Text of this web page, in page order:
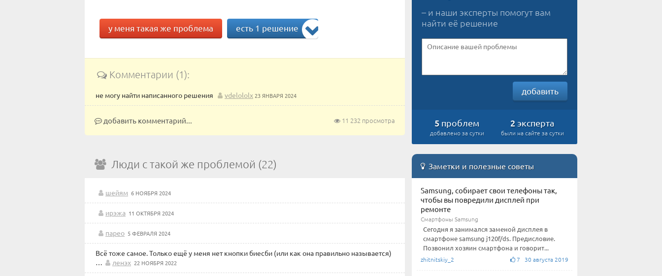
у меня такая же проблема есть 1 решение
Комментарии (1):
не могу найти написанного решения vdelololx 23 ЯНВАРЯ 2024
11 232 просмотра
добавить комментарий...
Люди с такой же проблемой (22)
шейям 6 НОЯБРЯ 2024
ирэжа 11 ОКТЯБРЯ 2024
парео 5 ФЕВРАЛЯ 2024
Всё тоже самое. Только ещё у меня нет кнопки биесби (или как она правильно называется)
…
ленэх 22 НОЯБРЯ 2022
– и наши эксперты помогут вам
найти её решение
добавить
5 проблем
добавлено за сутки
2 эксперта
были на сайте за сутки
Заметки и полезные советы
Samsung, собирает свои телефоны так,
чтобы вы повредили дисплей при
ремонте
Смартфоны Samsung
Сегодня я занимался заменой дисплея в
смартфоне samsung j120f/ds. Предисловие.
Позвонил хозяин смартфона и говорит...
zhitnitskiy_2 7 30 августа 2019